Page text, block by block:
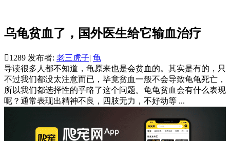
乌龟贫血了，国外医生给它输血治疗
1289 发布者: 老三虎子| 龟
导读很多人都不知道，龟原来也是会贫血的。其实是有的，只
不过我们都没太注意而已，毕竟贫血一般不会导致龟龟死亡，
所以我们都选择性的乎略了这个问题。龟龟贫血会有什么表现
呢？通常表现出精神不良，四肢无力，不好动等 ...